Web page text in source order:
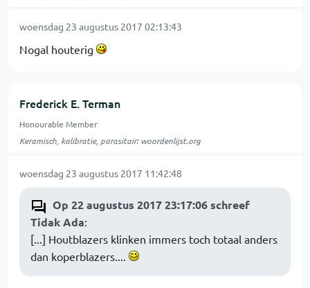
woensdag 23 augustus 2017 02:13:43
Nogal houterig
Frederick E. Terman
Honourable Member
Keramisch, kalibratie, parasitair: woordenlijst.org
woensdag 23 augustus 2017 11:42:48
Op 22 augustus 2017 23:17:06 schreef
Tidak Ada:
[...] Houtblazers klinken immers toch totaal anders
dan koperblazers....